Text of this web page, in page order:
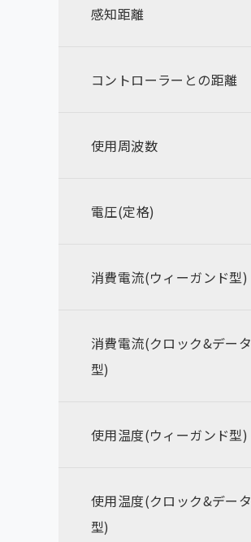
感知距離
コントローラーとの距離
使用周波数
電圧(定格)
消費電流(ウィーガンド型)
消費電流(クロック&データ
型)
使用温度(ウィーガンド型)
使用温度(クロック&データ
型)